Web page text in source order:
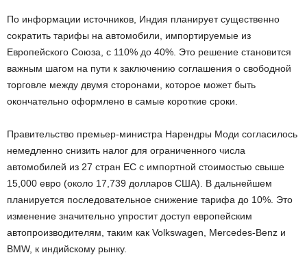
По информации источников, Индия планирует существенно
сократить тарифы на автомобили, импортируемые из
Европейского Союза, с 110% до 40%. Это решение становится
важным шагом на пути к заключению соглашения о свободной
торговле между двумя сторонами, которое может быть
окончательно оформлено в самые короткие сроки.
Правительство премьер-министра Нарендры Моди согласилось
немедленно снизить налог для ограниченного числа
автомобилей из 27 стран ЕС с импортной стоимостью свыше
15,000 евро (около 17,739 долларов США). В дальнейшем
планируется последовательное снижение тарифа до 10%. Это
изменение значительно упростит доступ европейским
автопроизводителям, таким как Volkswagen, Mercedes-Benz и
BMW, к индийскому рынку.